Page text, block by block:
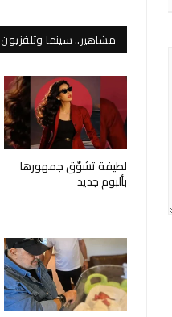
مشاهير.. سينما وتلفزيون
لطيفة تشوّق جمهورها
بألبوم جديد